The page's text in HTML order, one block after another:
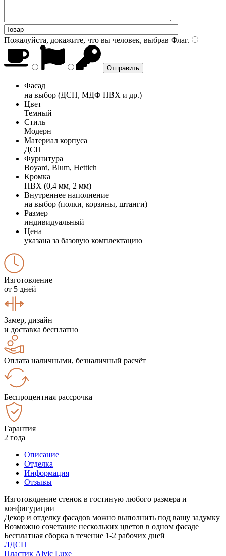
Пожалуйста, докажите, что вы человек, выбрав Флаг.
Фасад
на выбор (ДСП, МДФ ПВХ и др.)
Цвет
Темный
Стиль
Модерн
Материал корпуса
ДСП
Фурнитура
Boyard, Blum, Hettich
Кромка
ПВХ (0,4 мм, 2 мм)
Внутреннее наполнение
на выбор (полки, корзины, штанги)
Размер
индивидуальный
Цена
указана за базовую комплектацию
Изготовление
от 5 дней
Замер, дизайн
и доставка бесплатно
Оплата наличными, безналичный расчёт
Беспроцентная рассрочка
Гарантия
2 года
Описание
Отделка
Информация
Отзывы
Изготовлдение стенок в гостиную любого размера и
конфигурации
Декор и отделку фасадов можно выполнить под вашу задумку
Возможно сочетание нескольких цветов в одном фасаде
Бесплатная сборка в течение 1-2 рабочих дней
ЛДСП
Пластик Alvic Luxe